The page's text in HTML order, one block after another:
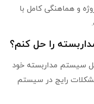
و هماهنگی کامل با
را حل کنم؟
سیستم مداربسته خود
رایج در سیستم